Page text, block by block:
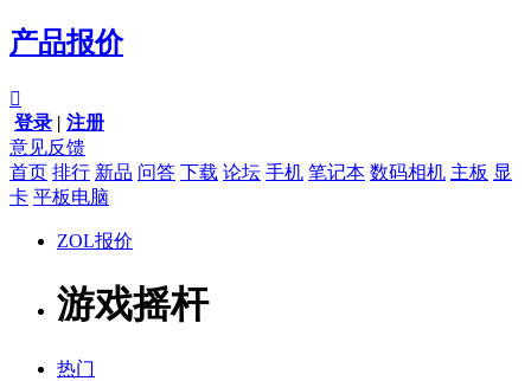
产品报价

登录 | 注册
意见反馈
首页 排行 新品 问答 下载 论坛 手机 笔记本 数码相机 主板 显
卡 平板电脑
ZOL报价
游戏摇杆
热门